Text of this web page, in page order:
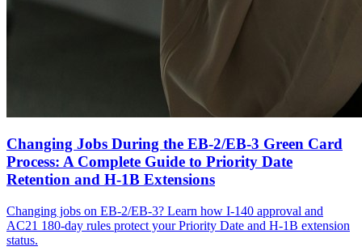
Changing Jobs During the EB-2/EB-3 Green Card
Process: A Complete Guide to Priority Date
Retention and H-1B Extensions
Changing jobs on EB-2/EB-3? Learn how I-140 approval and
AC21 180-day rules protect your Priority Date and H-1B extension
status.